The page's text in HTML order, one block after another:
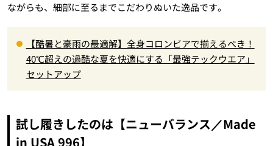
ながらも、細部に至るまでこだわりぬいた逸品です。
【酷暑と豪雨の最適解】全身コロンビアで揃えるべき！
40℃超えの過酷な夏を快適にする「最強テックウエア」
セットアップ
試し履きしたのは【ニューバランス／Made
in USA 996】